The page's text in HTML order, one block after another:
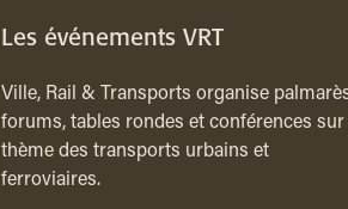
Les événements VRT
Ville, Rail & Transports organise
forums, tables rondes et conférences sur
thème des transports urbains et
ferroviaires.